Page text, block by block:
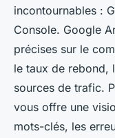
incontournables :
Console. Google
précises sur le
le taux de rebond,
sources de trafic.
vous offre une
mots-clés, les